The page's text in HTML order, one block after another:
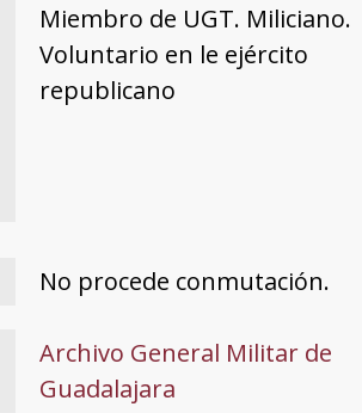
Miembro de UGT. Miliciano.
Voluntario en le ejército
republicano
No procede conmutación.
Archivo General Militar de
Guadalajara